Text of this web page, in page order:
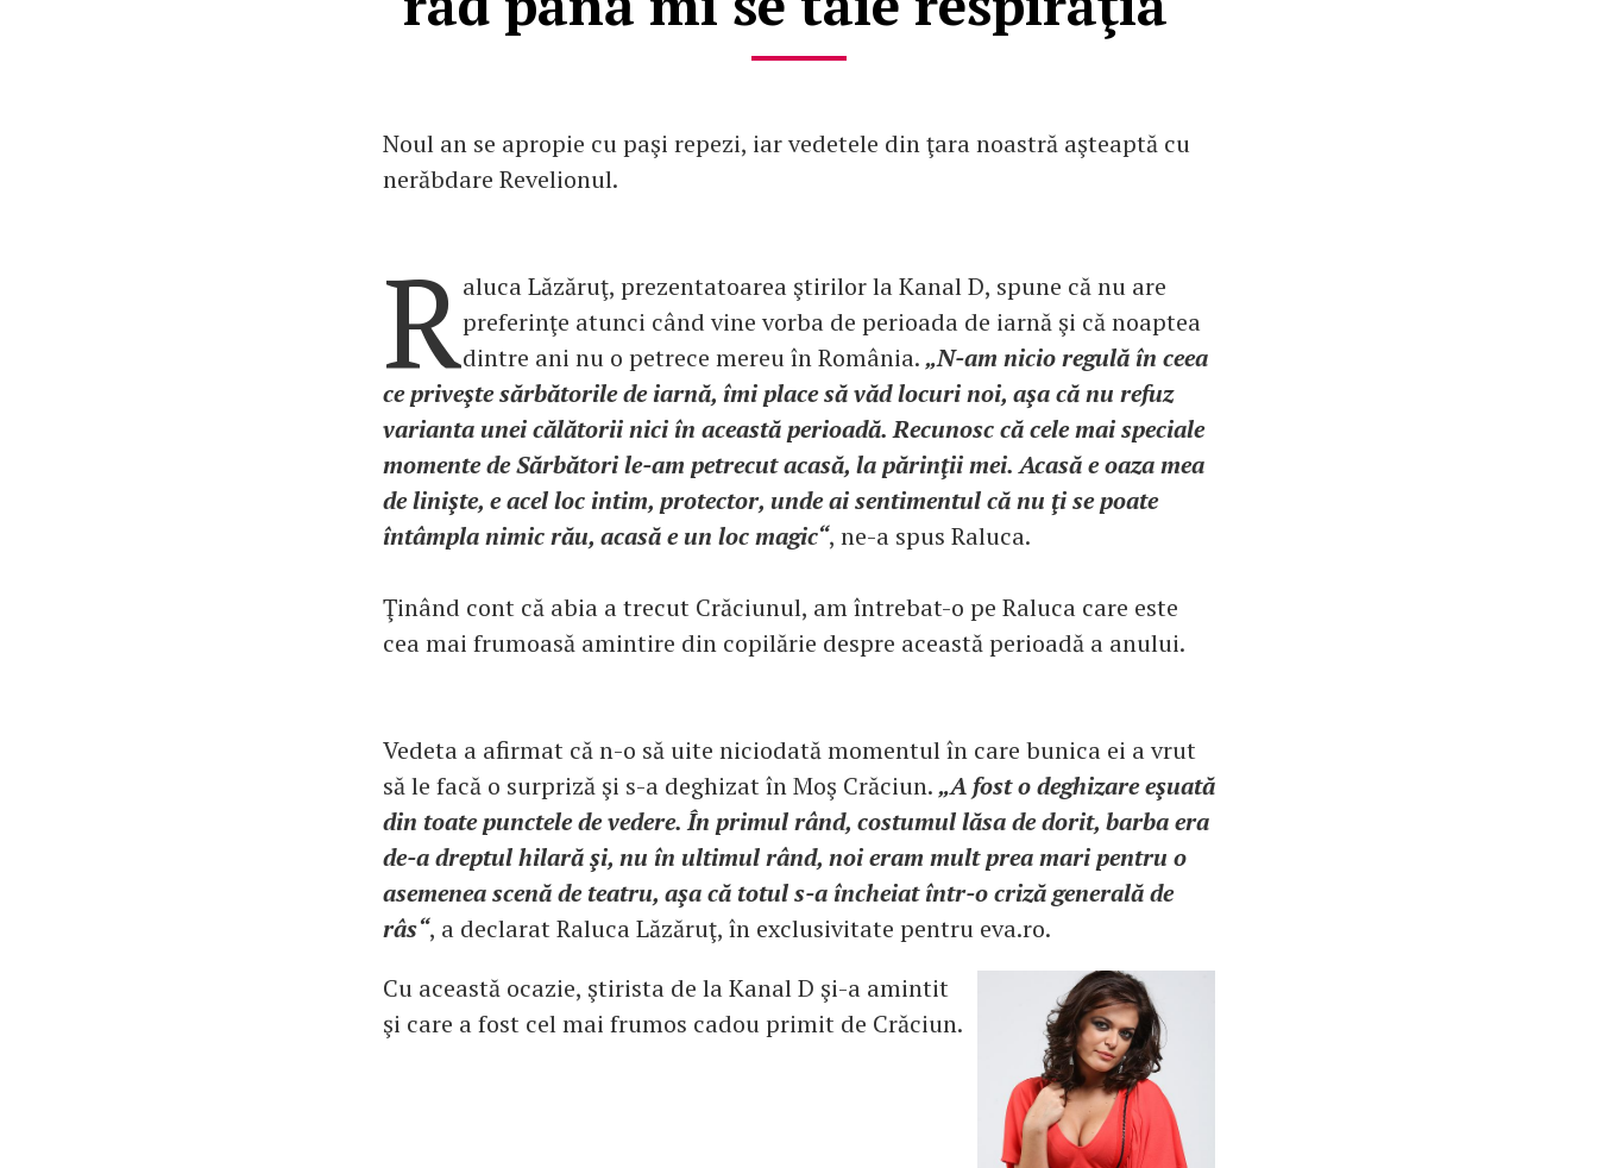
Noul an se apropie cu paşi repezi, iar vedetele din ţara noastră aşteaptă cu
nerăbdare Revelionul.
Raluca Lăzăruţ, prezentatoarea ştirilor la Kanal D, spune că nu are
preferinţe atunci când vine vorba de perioada de iarnă şi că noaptea
dintre ani nu o petrece mereu în România.„N-am nicio regulă în ceea
ce priveşte sărbătorile de iarnă, îmi place să văd locuri noi, aşa că nu refuz
varianta unei călătorii nici în această perioadă. Recunosc că cele mai speciale
momente de Sărbători le-am petrecut acasă, la părinţii mei. Acasă e oaza mea
de linişte, e acel loc intim, protector, unde ai sentimentul că nu ţi se poate
întâmpla nimic rău, acasă e un loc magic“, ne-a spus Raluca.
Ţinând cont că abia a trecut Crăciunul, am întrebat-o pe Raluca care este
cea mai frumoasă amintire din copilărie despre această perioadă a anului.
Vedeta a afirmat că n-o să uite niciodată momentul în care bunica ei a vrut
să le facă o surpriză şi s-a deghizat în Moş Crăciun.„A fost o deghizare eşuată
din toate punctele de vedere. În primul rând, costumul lăsa de dorit, barba era
de-a dreptul hilară şi, nu în ultimul rând, noi eram mult prea mari pentru o
asemenea scenă de teatru, aşa că totul s-a încheiat într-o criză generală de
râs“, a declarat Raluca Lăzăruţ, în exclusivitate pentru eva.ro.
Cu această ocazie, ştirista de la Kanal D şi-a amintit
şi care a fost cel mai frumos cadou primit de Crăciun.